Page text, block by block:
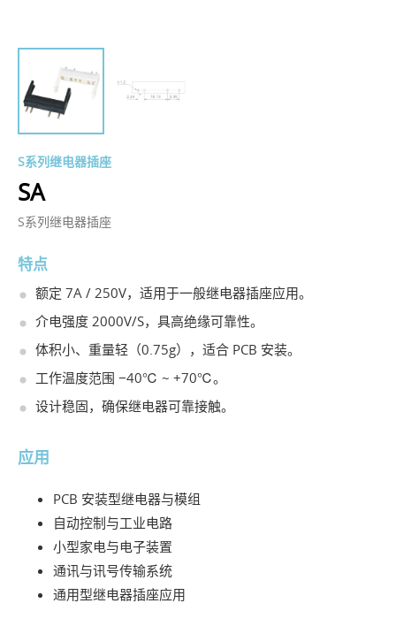
S系列继电器插座
SA
S系列继电器插座
特点
额定 7A / 250V，适用于一般继电器插座应用。
介电强度 2000V/S，具高绝缘可靠性。
体积小、重量轻（0.75g），适合 PCB 安装。
工作温度范围 −40℃ ~ +70℃。
设计稳固，确保继电器可靠接触。
应用
PCB 安装型继电器与模组
自动控制与工业电路
小型家电与电子装置
通讯与讯号传输系统
通用型继电器插座应用